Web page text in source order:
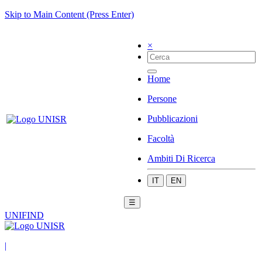
Skip to Main Content (Press Enter)
×
Home
Persone
Pubblicazioni
Facoltà
Ambiti Di Ricerca
IT EN
☰
UNIFIND
|